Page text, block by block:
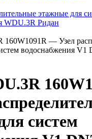
этажные для
WDU.3R Ридан
160W1091R — Узел
водоснабжения V1
систем